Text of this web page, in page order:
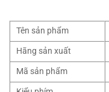
Tên sản phẩm
Hãng sản xuất
Mã sản phẩm